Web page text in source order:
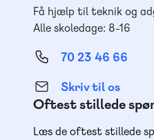
Få hjælp til teknik og
Alle skoledage: 8-16
70 23 46 66
Skriv til os
Oftest stillede
Læs de oftest stillede